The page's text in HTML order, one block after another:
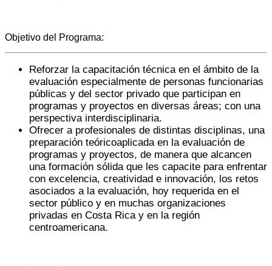
Objetivo del Programa:
Reforzar la capacitación técnica en el ámbito de la
evaluación especialmente de personas funcionarias
públicas y del sector privado que participan en
programas y proyectos en diversas áreas; con una
perspectiva interdisciplinaria.
Ofrecer a profesionales de distintas disciplinas, una
preparación teóricoaplicada en la evaluación de
programas y proyectos, de manera que alcancen
una formación sólida que les capacite para enfrentar
con excelencia, creatividad e innovación, los retos
asociados a la evaluación, hoy requerida en el
sector público y en muchas organizaciones
privadas en Costa Rica y en la región
centroamericana.